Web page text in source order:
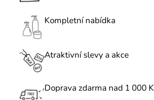
c
r
y
Kompletní nabídka
Atraktivní slevy a akce
Doprava zdarma nad 1 000